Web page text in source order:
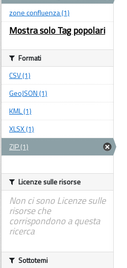
zone confluenza (1)
Mostra solo Tag popolari
Formati
CSV (1)
GeoJSON (1)
KML (1)
XLSX (1)
ZIP (1)
Licenze sulle risorse
Non ci sono Licenze sulle
risorse che
corrispondono a questa
ricerca
Sottotemi